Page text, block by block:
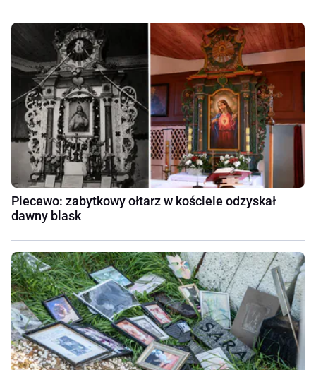
Piecewo: zabytkowy ołtarz w kościele odzyskał
dawny blask